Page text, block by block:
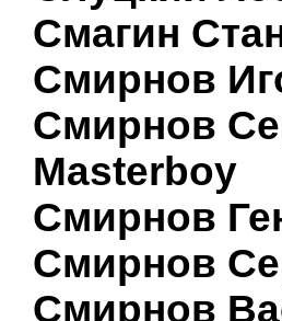
Смагин
Смирнов
Смирнов
Masterboy
Смирнов
Смирнов
Смирнов